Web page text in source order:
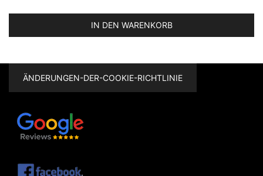
war:
19,90 €
ist:
17,91 €.
IN DEN WARENKORB
ÄNDERUNGEN-DER-COOKIE-RICHTLINIE